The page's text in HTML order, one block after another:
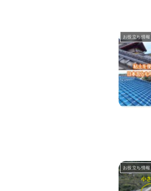
お役立ち情報
お役立ち情報